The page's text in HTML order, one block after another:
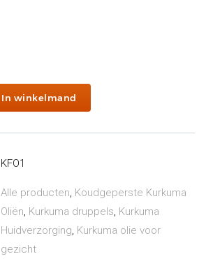
In winkelmand
KFO1
Alle producten, Koudgeperste Kurkuma
Oliën, Kurkuma druppels, Kurkuma
Huidverzorging, Kurkuma olie voor
gezicht